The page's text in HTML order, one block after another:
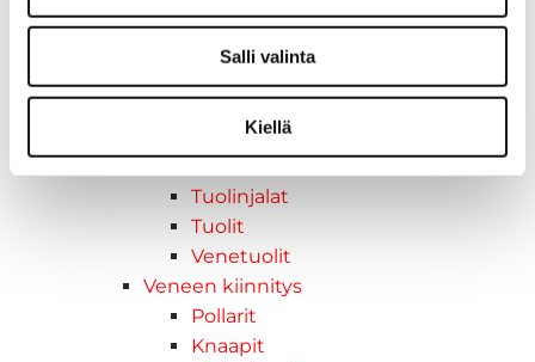
Salli valinta
Kiellä
Askelmat
Kuljetusramppien tarvikkeet
Taavetit
Venetuolit ja -tuolinjalat
Tuolinjalat
Tuolit
Venetuolit
Veneen kiinnitys
Pollarit
Knaapit